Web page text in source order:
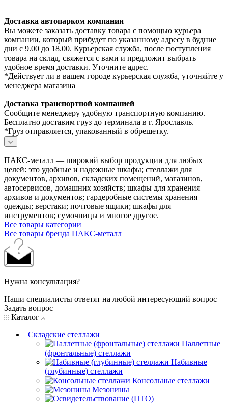
Доставка автопарком компании
Вы можете заказать доставку товара с помощью курьера
компании, который прибудет по указанному адресу в будние
дни с 9.00 до 18.00. Курьерская служба, после поступления
товара на склад, свяжется с вами и предложит выбрать
удобное время доставки. Уточните адрес.
*Действует ли в вашем городе курьерская служба, уточняйте у
менеджера магазина
Доставка транспортной компанией
Сообщите менеджеру удобную транспортную компанию.
Бесплатно доставим груз до терминала в г. Ярославль.
*Груз отправляется, упакованный в обрешетку.
ПАКС-металл — широкий выбор продукции для любых
целей: это удобные и надежные шкафы; стеллажи для
документов, архивов, складских помещений, магазинов,
автосервисов, домашних хозяйств; шкафы для хранения
архивов и документов; гардеробные системы хранения
одежды; верстаки; почтовые ящики; шкафы для
инструментов; сумочницы и многое другое.
Все товары категории
Все товары бренда ПАКС-металл
Нужна консультация?
Наши специалисты ответят на любой интересующий вопрос
Задать вопрос
Каталог
Складские стеллажи
Паллетные
(фронтальные) стеллажи
Набивные
(глубинные) стеллажи
Консольные стеллажи
Мезонины